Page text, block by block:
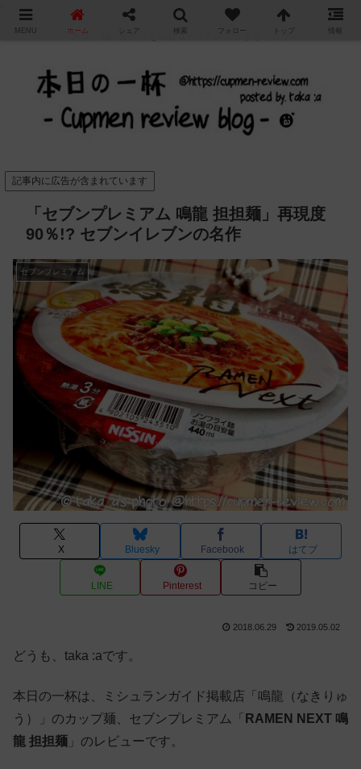
カップ麺の新商品をレビュー / アレンジするブログ
記事内に広告が含まれています
「セブンプレミアム 鳴龍 担担麺」再現度
90％!? セブンイレブンの名作
セブンプレミアム
X Bluesky Facebook はてブ
LINE Pinterest コピー
2018.06.29 2019.05.02
どうも、taka :aです。
本日の一杯は、ミシュランガイド掲載店「鳴龍（なきりゅ
う）」のカップ麺、セブンプレミアム「 RAMEN NEXT 鳴
龍 担担麺 」のレビューです。
MENU ホーム シェア 検索 フォロー トップ 情報